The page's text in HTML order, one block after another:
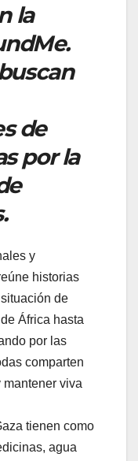
la
de
por la
y
historias
de
África hasta
por las
comparten
viva
tienen como
agua